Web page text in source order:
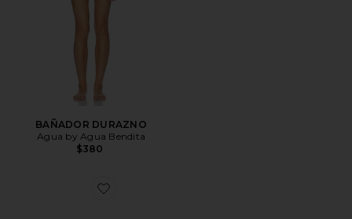
BAÑADOR DURAZNO
Agua by Agua Bendita
$380
Favorite PENDIENTES DE TACHUELA FANCY